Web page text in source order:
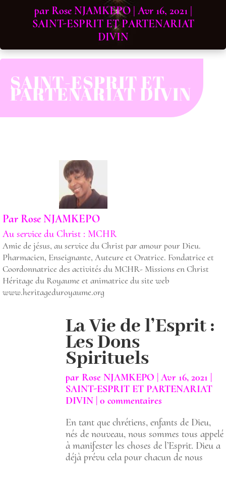
par Rose NJAMKEPO| Avr 16, 2021|
SAINT-ESPRIT ET PARTENARIAT
DIVIN
SAINT-ESPRIT ET
PARTENARIAT DIVIN
Par Rose NJAMKEPO
Au service du Christ : MCHR
Amie de jésus, au service du Christ par amour pour Dieu.
Pharmacien, Enseignante, Auteure et Oratrice. Fondatrice et
Coordonnatrice des activités du MCHR- Missions en Christ
Héritage du Royaume et animatrice du site web
www.heritageduroyaume.org
La Vie de l’Esprit :
Les Dons
Spirituels
par Rose NJAMKEPO Avr 16, 2021
SAINT-ESPRIT ET PARTENARIAT
DIVIN 0 commentaires
En tant que chrétiens, enfants de Dieu,
nés de nouveau, nous sommes tous appelé
à manifester les choses de l’Esprit. Dieu a
déjà prévu cela pour chacun de nous